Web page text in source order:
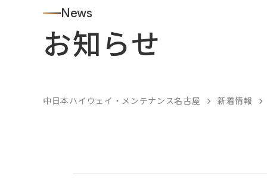
News
お知らせ
中日本ハイウェイ・メンテナンス名古屋 新着情報